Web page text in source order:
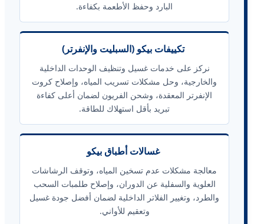
البارد وحفظ الأطعمة بكفاءة.
تكييفات بيكو (السبليت والإنفرتر)
نركز على خدمات غسيل وتنظيف الوحدات الداخلية
والخارجية، وحل مشكلات تسريب المياه، وإصلاح كروت
الإنفرتر المعقدة، وشحن الفريون لضمان أعلى كفاءة
تبريد بأقل استهلاك للطاقة.
غسالات أطباق بيكو
معالجة مشكلات عدم تسخين المياه، وتوقف الرشاشات
العلوية والسفلية عن الدوران، وإصلاح طلمبات السحب
والطرد، وتغيير الفلاتر الداخلية لضمان أفضل جودة غسيل
وتعقيم للأواني.